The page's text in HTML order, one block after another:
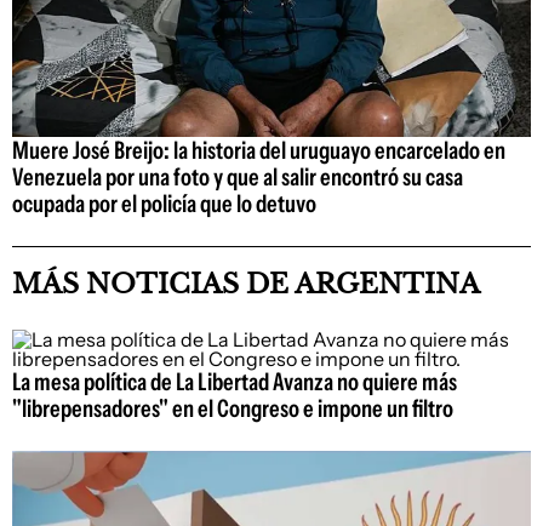
Muere José Breijo: la historia del uruguayo encarcelado en
Venezuela por una foto y que al salir encontró su casa
ocupada por el policía que lo detuvo
MÁS NOTICIAS DE ARGENTINA
La mesa política de La Libertad Avanza no quiere más
"librepensadores" en el Congreso e impone un filtro